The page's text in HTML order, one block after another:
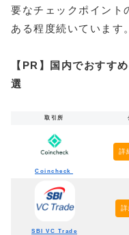
要なチェックポイント
ある程度続いています。
【PR】国内でおすす
選
取引所
Coincheck
詳
SBI VC Trade